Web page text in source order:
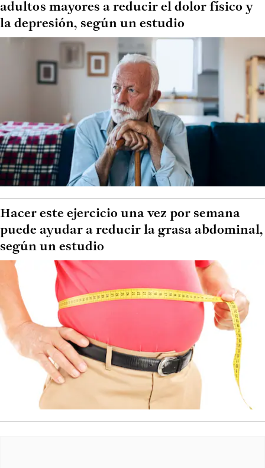
adultos mayores a reducir el dolor físico y
la depresión, según un estudio
Hacer este ejercicio una vez por semana
puede ayudar a reducir la grasa abdominal,
según un estudio